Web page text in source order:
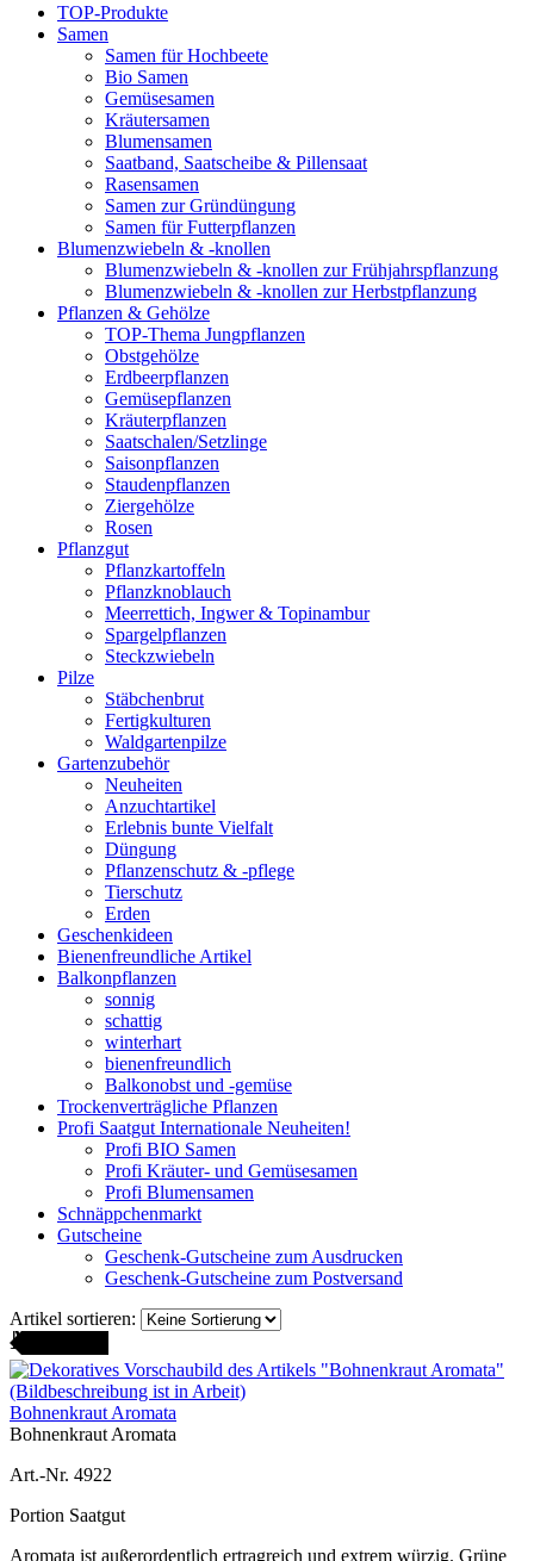
TOP-Produkte
Samen
Samen für Hochbeete
Bio Samen
Gemüsesamen
Kräutersamen
Blumensamen
Saatband, Saatscheibe & Pillensaat
Rasensamen
Samen zur Gründüngung
Samen für Futterpflanzen
Blumenzwiebeln & -knollen
Blumenzwiebeln & -knollen zur Frühjahrspflanzung
Blumenzwiebeln & -knollen zur Herbstpflanzung
Pflanzen & Gehölze
TOP-Thema Jungpflanzen
Obstgehölze
Erdbeerpflanzen
Gemüsepflanzen
Kräuterpflanzen
Saatschalen/Setzlinge
Saisonpflanzen
Staudenpflanzen
Ziergehölze
Rosen
Pflanzgut
Pflanzkartoffeln
Pflanzknoblauch
Meerrettich, Ingwer & Topinambur
Spargelpflanzen
Steckzwiebeln
Pilze
Stäbchenbrut
Fertigkulturen
Waldgartenpilze
Gartenzubehör
Neuheiten
Anzuchtartikel
Erlebnis bunte Vielfalt
Düngung
Pflanzenschutz & -pflege
Tierschutz
Erden
Geschenkideen
Bienenfreundliche Artikel
Balkonpflanzen
sonnig
schattig
winterhart
bienenfreundlich
Balkonobst und -gemüse
Trockenverträgliche Pflanzen
Profi Saatgut Internationale Neuheiten!
Profi BIO Samen
Profi Kräuter- und Gemüsesamen
Profi Blumensamen
Schnäppchenmarkt
Gutscheine
Geschenk-Gutscheine zum Ausdrucken
Geschenk-Gutscheine zum Postversand
Artikel sortieren:
Bohnenkraut Aromata
Bohnenkraut Aromata
Art.-Nr. 4922
Portion Saatgut
Aromata ist außerordentlich ertragreich und extrem würzig. Grüne